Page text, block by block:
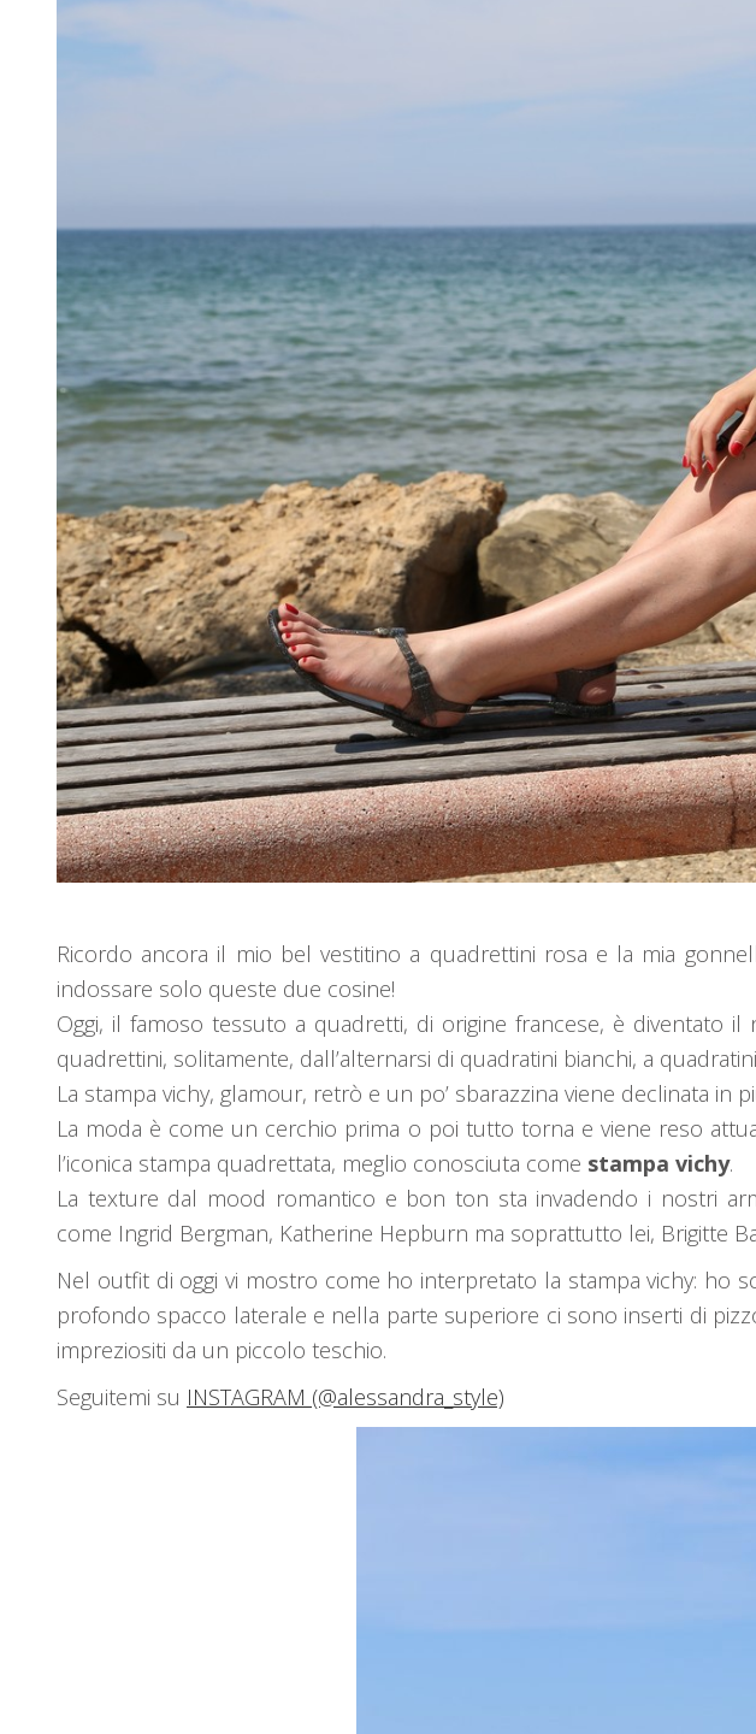
Ricordo ancora il mio bel vestitino a quadrettini rosa e la mia
indossare solo queste due cosine!
Oggi, il famoso tessuto a quadretti, di origine francese, è diventato
quadrettini, solitamente, dall’alternarsi di quadratini bianchi, a
La stampa vichy, glamour, retrò e un po’ sbarazzina viene declinata in
La moda è come un cerchio prima o poi tutto torna e viene reso
l’iconica stampa quadrettata, meglio conosciuta come stampa vichy.
La texture dal mood romantico e bon ton sta invadendo i nostri
come Ingrid Bergman, Katherine Hepburn ma soprattutto lei, Brigitte
Nel outfit di oggi vi mostro come ho interpretato la stampa vichy: ho
profondo spacco laterale e nella parte superiore ci sono inserti di
impreziositi da un piccolo teschio.
Seguitemi su INSTAGRAM (@alessandra_style)